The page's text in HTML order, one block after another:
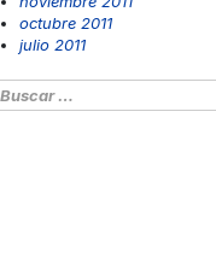
octubre 2011
julio 2011
Buscar: